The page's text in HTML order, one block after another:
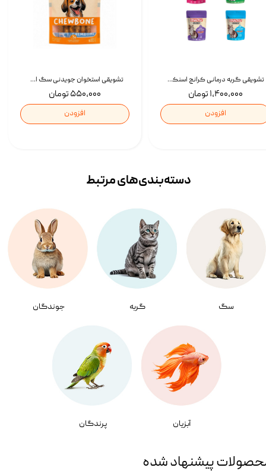
تشویقی استخوان جویدنی سگ اسنکی کرانچی با طعم مرغ Snacky Crunchy Munchy وزن 100 گرم
۵۵۰,۰۰۰ تومان
افزودن
تشویقی گربه درمانی کرانچ اسنکی با طعم میکس Snacky Crunch Cat Treats وزن 60 گرم بسته 4 عددی
۱,۴۰۰,۰۰۰ تومان
افزودن
سگ گربه جوندگان
آبزیان پرندگان
دسته‌بندی‌‌های مرتبط
پیشنهاد شده